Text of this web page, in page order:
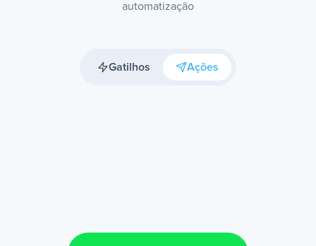
automatização
Gatilhos Ações